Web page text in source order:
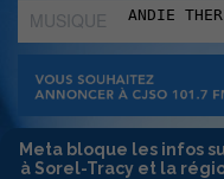
MUSIQUE
:
Meta bloque les infos
à Sorel-Tracy et la